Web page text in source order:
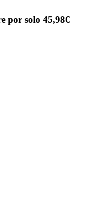
por solo 45,98€